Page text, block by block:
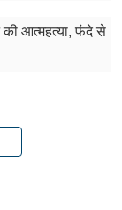
आत्महत्या, फंदे से